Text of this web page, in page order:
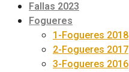
Fallas 2023
Fogueres
1-Fogueres 2018
2-Fogueres 2017
3-Fogueres 2016